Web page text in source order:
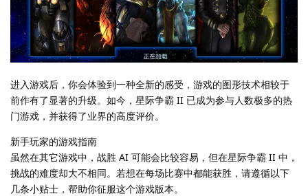
进入游戏后，你会体验到一种全新的感受，游戏的图形技术相较于
前作有了显著的升级。如今，星际争霸 II 已成为参与人数极多的热
门游戏，并获得了业界的高度评价。
新手玩家的游戏指南
虽然在其它游戏中，战胜 AI 可能会比较容易，但在星际争霸 II 中，
挑战的难度却大不相同。若想在每场比赛中都能获胜，请遵循以下
几条小贴士，帮助你征服这个游戏版本。